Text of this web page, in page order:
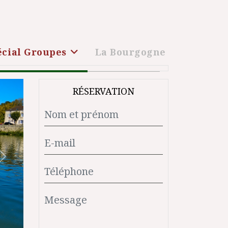
Groupes La Bourgogne
Suivant
RÉSERVATION